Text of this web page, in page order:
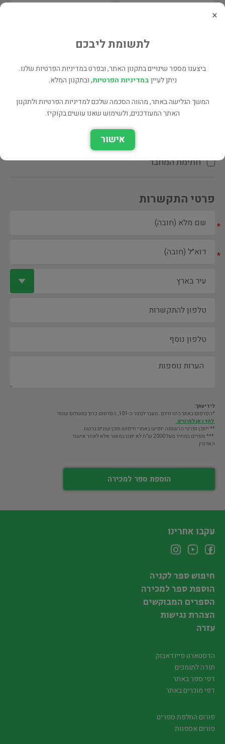
הקדשת המחבר\המתרגם
חתימת המחבר
פרטי התקשרות
*
*
לידיעתך:
*הפרסום באתר הינו חינם. מעבר לספר ה-101, הפרסום כרוך בתשלום שנתי
לחץ כאן לפרטים.
** ייתכן ופרטי הרשומה יופיעו באתרי חיפוש תוכן שונים ברשת
*** ספרים במחיר מעל 2000 ש"ח לא יוצגו במאגר אלא לאחר אישור
האדמין.
הוספת ספר למכירה
×
לתשומת ליבכם
ביצענו מספר שינויים בתקנון האתר, ובפרט במדיניות הפרטיות שלנו.
ניתן לעייןבמדיניות הפרטיות, ובתקנון המלא.
המשך הגלישה באתר, מהווה הסכמה שלכם למדיניות הפרטיות ולתקנון
האתר המעודכנים, ולשימוש שאנו עושים בקוקיז.
אישור
עקבו אחרינו
חיפוש ספר לקניה
הוספת ספר למכירה
הספרים המבוקשים
הצהרת נגישות
עזרה
הדסטארט פיינדאבוק
תודה לתומכים
דפי ספר באתר
דפי מוכרים באתר
פורום החלפת ספרים
פורום אספנות